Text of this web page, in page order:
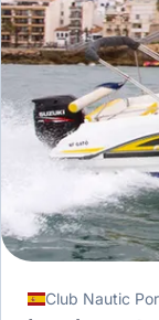
Club Nautic